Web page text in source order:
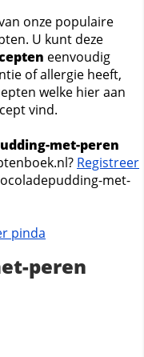
onze populaire
U kunt deze
eenvoudig
of allergie heeft,
welke hier aan
vind.
met-peren
Registreer
met-
pinda
peren